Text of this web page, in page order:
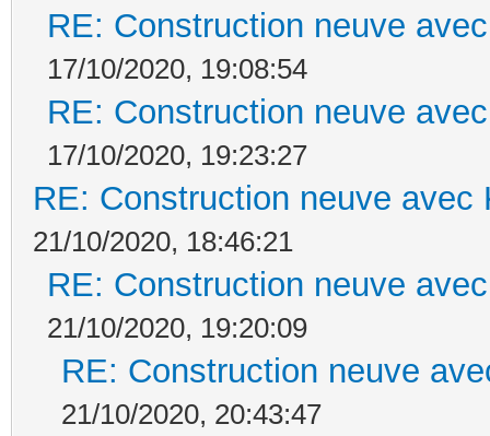
RE: Construction neuve
17/10/2020, 19:08:54
RE: Construction neuve
17/10/2020, 19:23:27
RE: Construction neuve avec
21/10/2020, 18:46:21
RE: Construction neuve
21/10/2020, 19:20:09
RE: Construction neuve
21/10/2020, 20:43:47